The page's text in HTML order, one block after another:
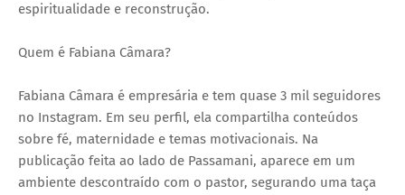
espiritualidade e reconstrução.
Quem é Fabiana Câmara?
Fabiana Câmara é empresária e tem quase 3 mil seguidores
no Instagram. Em seu perfil, ela compartilha conteúdos
sobre fé, maternidade e temas motivacionais. Na
publicação feita ao lado de Passamani, aparece em um
ambiente descontraído com o pastor, segurando uma taça